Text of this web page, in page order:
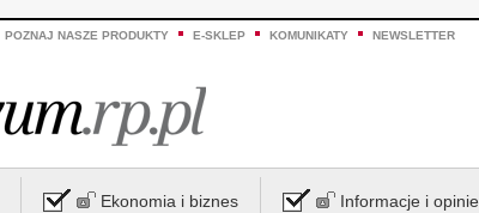
POZNAJ NASZE PRODUKTY E-SKLEP KOMUNIKATY NEWSLETTER
Ekonomia i biznes Informacje i opinie